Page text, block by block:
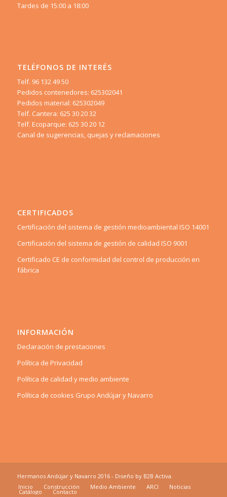
Tardes de 15:00 a 18:00
TELÉFONOS DE INTERÉS
Telf. 96 132 49 50
Pedidos contenedores: 625302041
Pedidos material: 625302049
Telf. Cantera: 625 30 20 32
Telf. Ecoparque: 625 30 20 12
Canal de sugerencias, quejas y reclamaciones
CERTIFICADOS
Certificación del sistema de gestión medioambiental ISO 14001
Certificación del sistema de gestión de calidad ISO 9001
Certificado CE de conformidad del control de producción en
fábrica
INFORMACIÓN
Declaración de prestaciones
Política de Privacidad
Política de calidad y medio ambiente
Política de cookies Grupo Andújar y Navarro
Hermanos Andújar y Navarro 2016 - Diseño by B2B Activa
Inicio
Construcción Medio Ambiente ARCI Noticias
Catálogo Contacto